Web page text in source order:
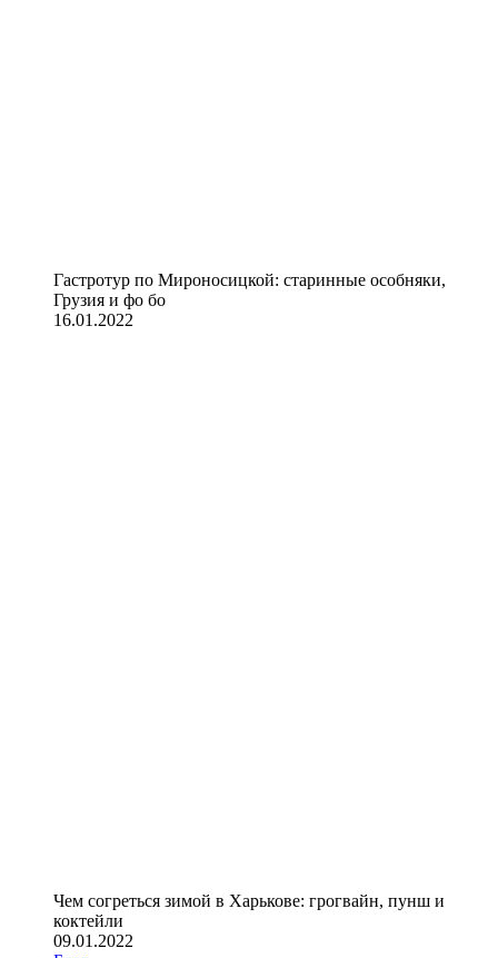
Гастротур по Мироносицкой: старинные особняки,
Грузия и фо бо
16.01.2022
Чем согреться зимой в Харькове: грогвайн, пунш и
коктейли
09.01.2022